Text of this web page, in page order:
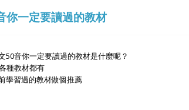
你一定要讀過的教材
50音你一定要讀過的教材是什麼呢？
種教材都有
學習過的教材做個推薦